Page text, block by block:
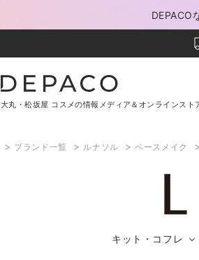
DEPACO
大丸・松坂屋 コスメの情報メディア＆オンラインスト
> ブランド一覧 > ルナソル >ベースメイク >
キット・コフレ